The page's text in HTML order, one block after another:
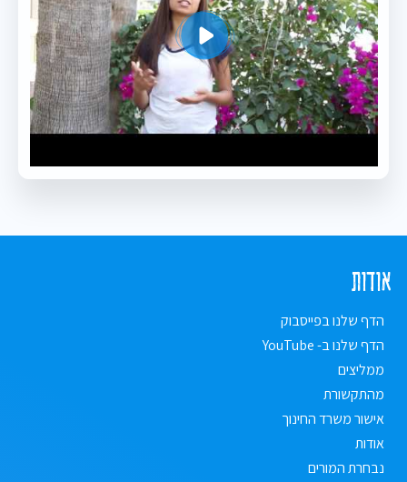
אודות
הדף שלנו בפייסבוק
הדף שלנו ב- YouTube
ממליצים
מהתקשורת
אישור משרד החינוך
אודות
נבחרת המורים